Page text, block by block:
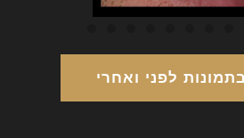
לפני ואחרי